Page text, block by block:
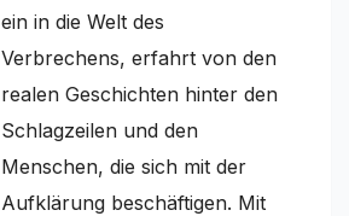
ein in die Welt des
Verbrechens, erfahrt von den
realen Geschichten hinter den
Schlagzeilen und den
Menschen, die sich mit der
Aufklärung beschäftigen. Mit